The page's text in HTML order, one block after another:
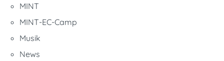
MINT
MINT-EC-Camp
Musik
News